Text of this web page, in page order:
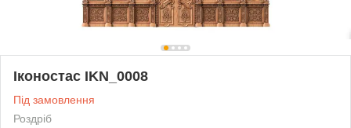
Іконостас IKN_0008
Під замовлення
Роздріб